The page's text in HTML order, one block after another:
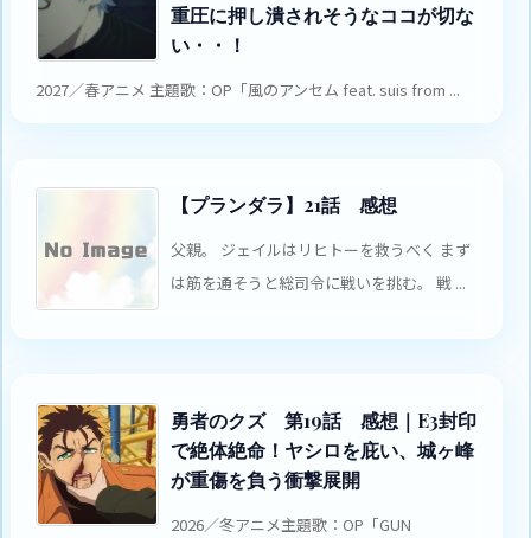
重圧に押し潰されそうなココが切な
い・・！
2027／春アニメ 主題歌：OP「風のアンセム feat. suis from ...
【プランダラ】21話 感想
父親。 ジェイルはリヒトーを救うべく まず
は筋を通そうと総司令に戦いを挑む。 戦 ...
勇者のクズ 第19話 感想｜E3封印
で絶体絶命！ヤシロを庇い、城ヶ峰
が重傷を負う衝撃展開
2026／冬アニメ主題歌：OP「GUN